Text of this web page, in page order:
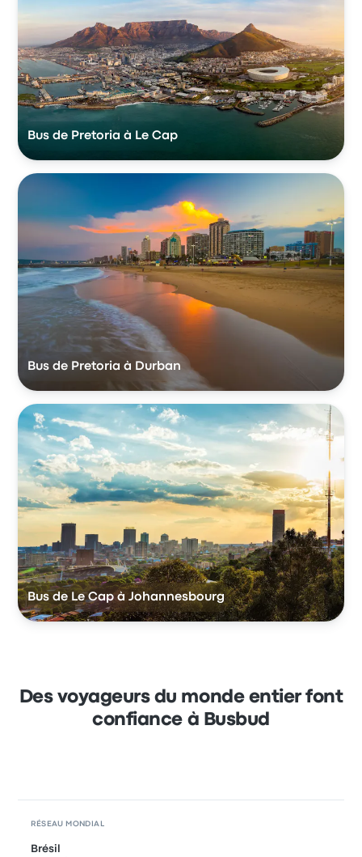
Bus de Pretoria à Le Cap
Bus de Pretoria à Durban
Bus de Le Cap à Johannesbourg
Des voyageurs du monde entier font
confiance à Busbud
RÉSEAU MONDIAL
Brésil